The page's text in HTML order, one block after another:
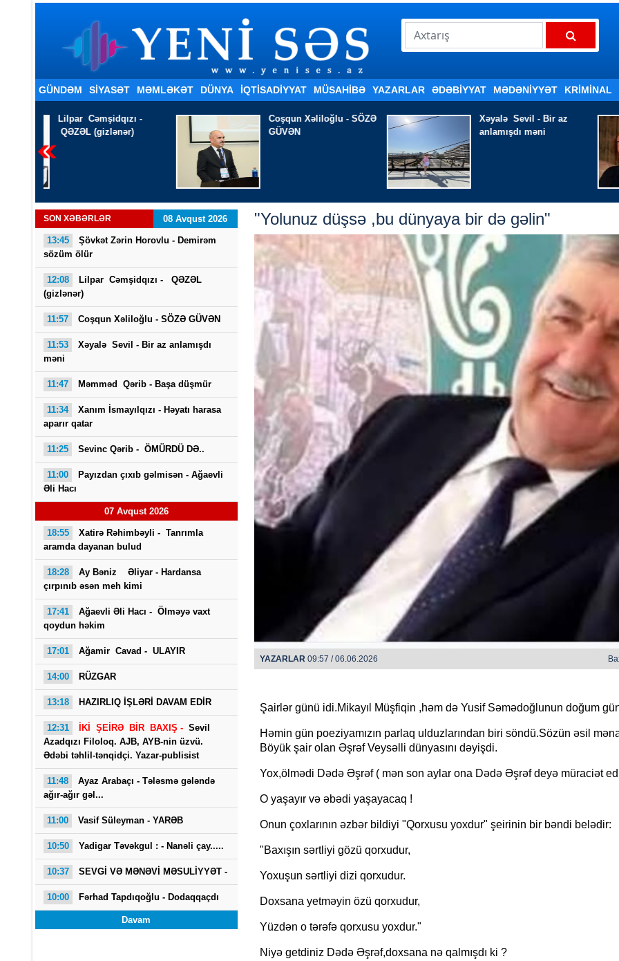
GÜNDƏM SİYASƏT MƏMLƏKƏT DÜNYA İQTISADIYYAT MÜSAHİBƏ YAZARLAR ƏDƏBIYYAT MƏDƏNİYYƏT KRİMİNAL
Coşqun Xəliloğlu - SÖZƏ
Xəyalə Sevil - Bir az
anlamışdı məni
Məmməd
SON XƏBƏRLƏR 08 Avqust 2026
13:45
Şövkət Zərin Horovlu - Demirəm
sözüm ölür
12:08
Lilpar Cəmşidqızı - QƏZƏL
(gizlənər)
11:57 Coşqun Xəliloğlu - SÖZƏ GÜVƏN
11:53
Xəyalə Sevil - Bir az anlamışdı
məni
11:47 Məmməd Qərib - Başa düşmür
11:34
Xanım İsmayılqızı - Həyatı harasa
aparır qatar
11:25 Sevinc Qərib - ÖMÜRDÜ DƏ..
11:00 Payızdan çıxıb gəlmisən - Ağaevli
Əli Hacı
07 Avqust 2026
18:55
Xatirə Rəhimbəyli - Tanrımla
aramda dayanan bulud
18:28
Ay Bəniz Əliyar - Hardansa
çırpınıb əsən meh kimi
17:41 Ağaevli Əli Hacı - Ölməyə vaxt
qoydun həkim
17:01 Ağamir Cavad - ULAYIR
14:00 RÜZGAR
13:18 HAZIRLIQ İŞLƏRİ DAVAM EDİR
12:31 İKİ ŞEİRƏ BİR BAXIŞ - Sevil
Azadqızı Filoloq. AJB, AYB-nin üzvü.
Ədəbi təhlil-tənqidçi. Yazar-publisist
11:48
Ayaz Arabaçı - Tələsmə gələndə
ağır-ağır gəl...
11:00 Vasif Süleyman - YARƏB
10:50 Yadigar Təvəkgul : - Nanəli çay.....
10:37 SEVGİ VƏ MƏNƏVİ MƏSULİYYƏT -
10:00 Fərhad Tapdıqoğlu - Dodaqqaçdı
Davam
"Yolunuz düşsə ,bu dünyaya bir də gəlin"
YAZARLAR 09:57 / 06.06.2026
Şairlər günü idi.Mikayıl Müşfiqin ,həm də Yusif Səmədoğlunun doğum
Həmin gün poeziyamızın parlaq ulduzlarından biri söndü.Sözün əsil
Böyük şair olan Əşrəf Veysəlli dünyasını dəyişdi.
Yox,ölmədi Dədə Əşrəf ( mən son aylar ona Dədə Əşrəf deyə müraciət
O yaşayır və əbədi yaşayacaq !
Onun çoxlarının əzbər bildiyi "Qorxusu yoxdur" şeirinin bir bəndi belədir:
"Baxışın sərtliyi gözü qorxudur,
Yoxuşun sərtliyi dizi qorxudur.
Doxsana yetməyin özü qorxudur,
Yüzdən o tərəfə qorxusu yoxdur."
Niyə getdiniz Dədə Əşrəf,doxsana nə qalmışdı ki ?
Sabah bəzi yerlərdə yağış yağacaq
Xocalı, Ağdərə və Cəbrayılın
kəndlərinə köç karvanı yola
O Gözlərində - Zəka Vilayətoğlu
"Neftçi" klubunun şikayəti